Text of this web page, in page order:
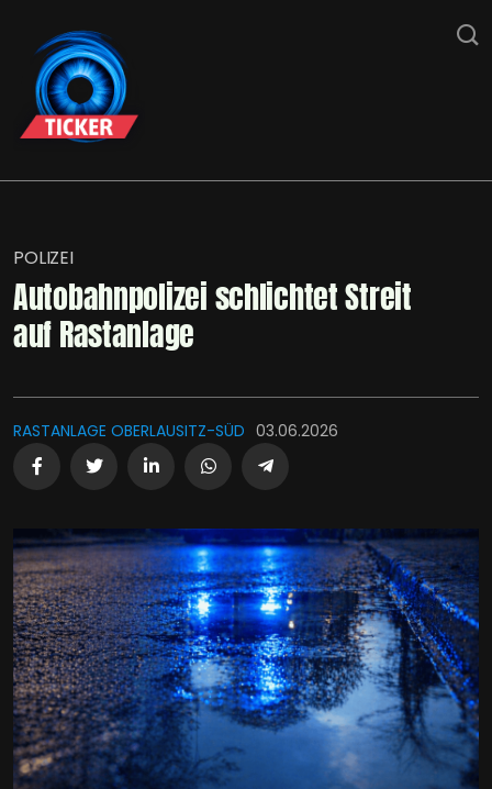
POLIZEI
Autobahnpolizei schlichtet Streit
auf Rastanlage
RASTANLAGE OBERLAUSITZ-SÜD 03.06.2026